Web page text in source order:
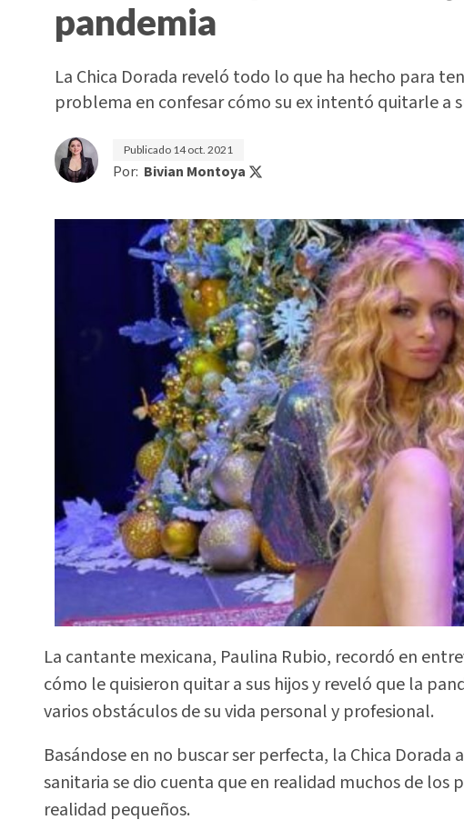
pandemia
La Chica Dorada reveló todo lo que ha hecho para
problema en confesar cómo su ex intentó quitarle a
Publicado 14 oct. 2021
Por: Bivian Montoya
La cantante mexicana, Paulina Rubio, recordó en
cómo le quisieron quitar a sus hijos y reveló que la
varios obstáculos de su vida personal y profesional.
Basándose en no buscar ser perfecta, la Chica
sanitaria se dio cuenta que en realidad muchos de los
realidad pequeños.